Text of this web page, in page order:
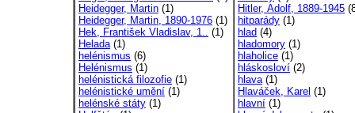
Heidegger, Martin (1)
Heidegger, Martin, 1890-1976 (1)
Hek, František Vladislav, 1.. (1)
Helada(1)
helénismus (6)
Helénismus (1)
helénistická filozofie (1)
helénistické umění (1)
helénské státy (1)
Hitler, Adolf, 1889-1945
hitparády (1)
hlad (4)
hladomory (1)
hlaholice (1)
hláskosloví (2)
hlava(1)
Hlaváček, Karel (1)
hlavní (1)